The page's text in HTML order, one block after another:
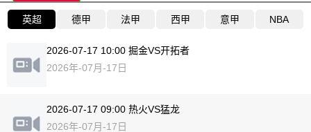
英超 德甲 法甲 西甲 意甲 NBA
2026-07-17 10:00 掘金VS开拓者
2026年-07月-17日
2026-07-17 09:00 热火VS猛龙
2026年-07月-17日